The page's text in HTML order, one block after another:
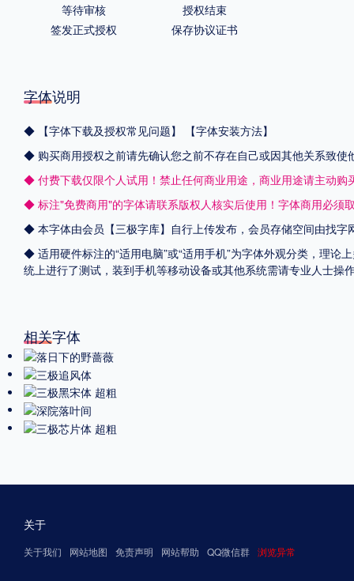
等待审核
签发正式授权
授权结束
保存协议证书
字体说明
◆ 【字体下载及授权常见问题】
【字体安装方法】
◆ 购买商用授权之前请先确认您之前不存在自己或因其他关系致使
◆ 付费下载仅限个人试用！禁止任何商业用途，商业用途请主动购
◆ 标注"免费商用"的字体请联系版权人核实后使用！字体商用必须
◆ 本字体由会员【三极字库】自行上传发布，会员存储空间由找
◆ 适用硬件标注的“适用电脑”或“适用手机”为字体外观分类，理论
统上进行了测试，装到手机等移动设备或其他系统需请专业人士
相关字体
关于
关于我们 网站地图 免责声明 网站帮助 QQ微信群 浏览异常